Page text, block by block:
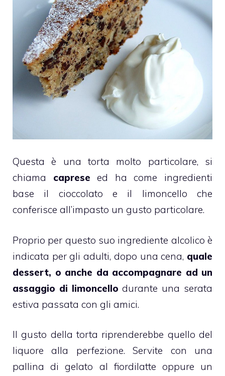
Questa è una torta molto particolare, si
chiama caprese ed ha come ingredienti
base il cioccolato e il limoncello che
conferisce all’impasto un gusto particolare.
Proprio per questo suo ingrediente alcolico è
indicata per gli adulti, dopo una cena, quale
dessert, o anche da accompagnare ad un
assaggio di limoncello durante una serata
estiva passata con gli amici.
Il gusto della torta riprenderebbe quello del
liquore alla perfezione. Servite con una
pallina digelato al fiordilatte oppure un